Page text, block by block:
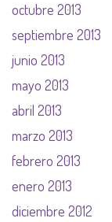
octubre 2013
septiembre 2013
junio 2013
mayo 2013
abril 2013
marzo 2013
febrero 2013
enero 2013
diciembre 2012